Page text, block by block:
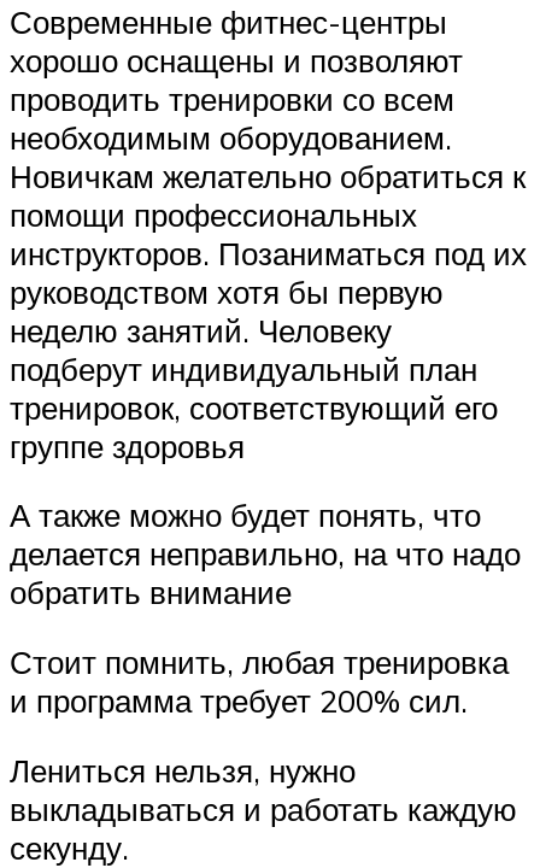
Современные фитнес-центры
хорошо оснащены и позволяют
проводить тренировки со всем
необходимым оборудованием.
Новичкам желательно обратиться к
помощи профессиональных
инструкторов. Позаниматься под их
руководством хотя бы первую
неделю занятий. Человеку
подберут индивидуальный план
тренировок, соответствующий его
группе здоровья
А также можно будет понять, что
делается неправильно, на что надо
обратить внимание
Стоит помнить, любая тренировка
и программа требует 200% сил.
Лениться нельзя, нужно
выкладываться и работать каждую
секунду.